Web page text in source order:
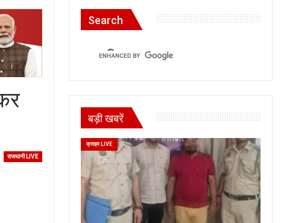
राजधानी LIVE
Search
बड़ी खबरें
क्राइम LIVE